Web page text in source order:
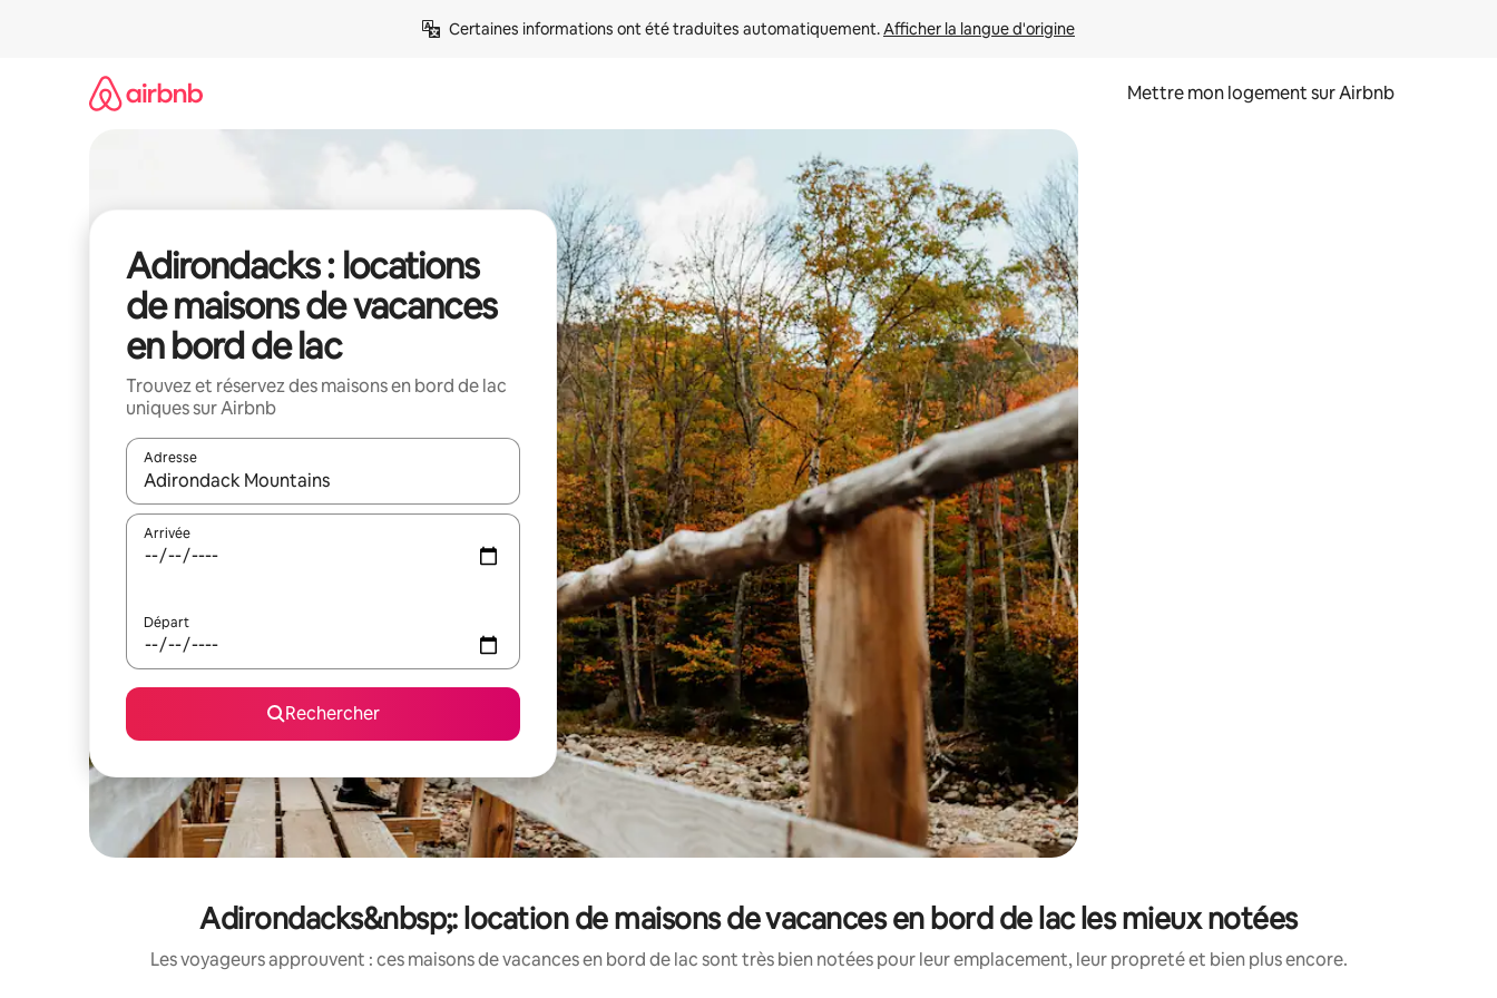
Certaines informations ont été traduites automatiquement. Afficher la langue d'origine
Mettre mon logement sur Airbnb
Adirondacks : locations
de maisons de vacances
en bord de lac
Trouvez et réservez des maisons en bord de lac
uniques sur Airbnb
Adresse
Lorsque les résultats s'affichent, utilisez les flèches vers le haut et vers le bas pour les parcourir ou en appuyant et en faisant glisser.
Arrivée
Départ
Rechercher
Adirondacks&nbsp;: location de maisons de vacances en bord de lac les mieux notées
Les voyageurs approuvent : ces maisons de vacances en bord de lac sont très bien notées pour leur emplacement, leur propreté et bien plus encore.